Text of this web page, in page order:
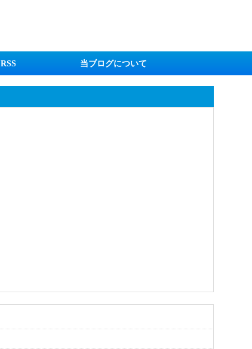
RSS 当ブログについて